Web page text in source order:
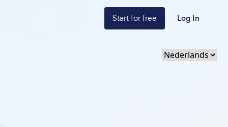
Start for free Log In